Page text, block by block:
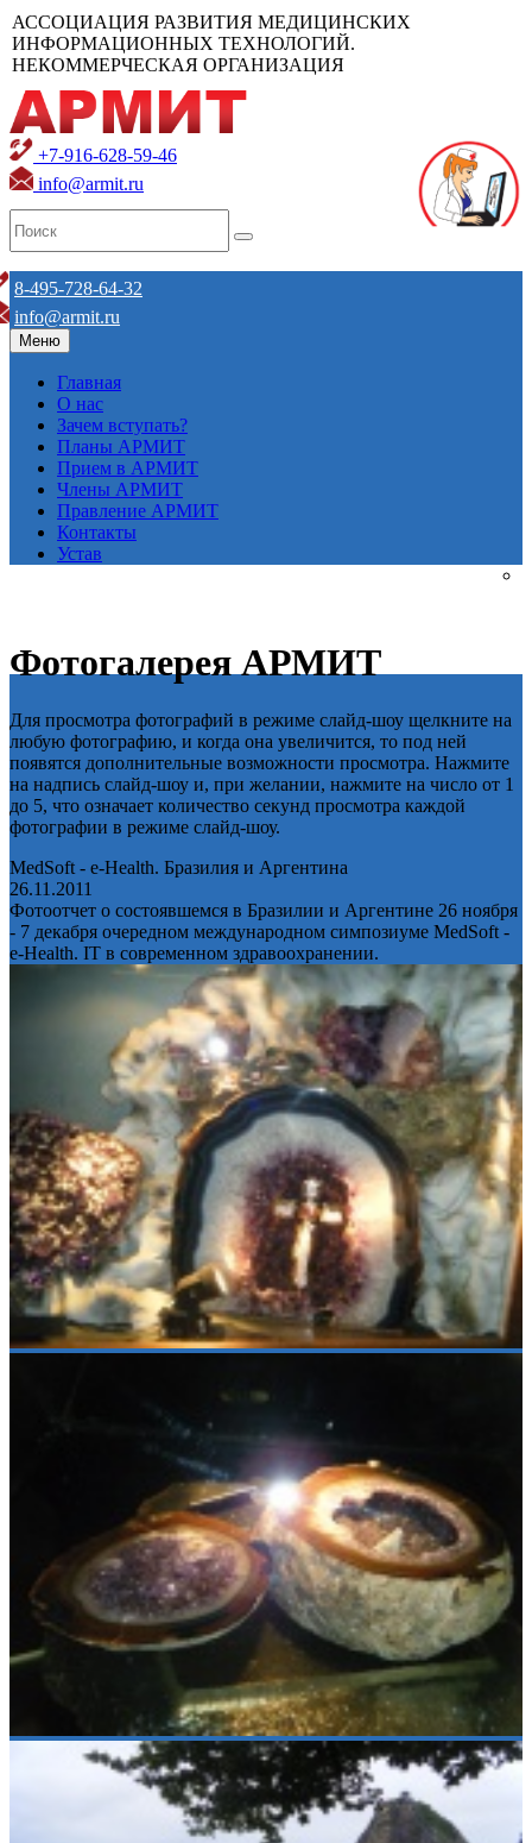
АССОЦИАЦИЯ РАЗВИТИЯ МЕДИЦИНСКИХ
ИНФОРМАЦИОННЫХ ТЕХНОЛОГИЙ.
НЕКОММЕРЧЕСКАЯ ОРГАНИЗАЦИЯ
+7-916-628-59-46
info@armit.ru
8-495-728-64-32
info@armit.ru
Меню
Главная
О нас
Зачем вступать?
Планы АРМИТ
Прием в АРМИТ
Члены АРМИТ
Правление АРМИТ
Контакты
Устав
Фотогалерея АРМИТ
Для просмотра фотографий в режиме слайд-шоу щелкните на
любую фотографию, и когда она увеличится, то под ней
появятся дополнительные возможности просмотра. Нажмите
на надпись слайд-шоу и, при желании, нажмите на число от 1
до 5, что означает количество секунд просмотра каждой
фотографии в режиме слайд-шоу.
MedSoft - e-Health. Бразилия и Аргентина
26.11.2011
Фотоотчет о состоявшемся в Бразилии и Аргентине 26 ноября
- 7 декабря очередном международном симпозиуме MedSoft -
e-Health. IT в современном здравоохранении.